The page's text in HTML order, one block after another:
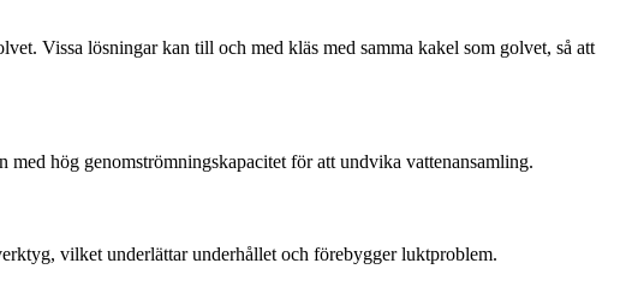
Vissa lösningar kan till och med kläs med samma kakel som golvet, så att
hög genomströmningskapacitet för att undvika vattenansamling.
vilket underlättar underhållet och förebygger luktproblem.